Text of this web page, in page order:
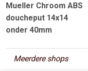
Mueller Chroom ABS
doucheput 14x14
onder 40mm
Meerdere shops